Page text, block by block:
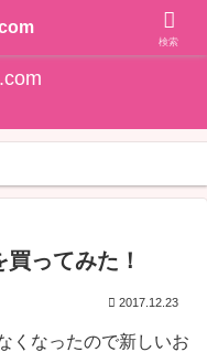
の情報を発信しています!!
ってみた！
2017.12.23
くなったので新しいお
検索